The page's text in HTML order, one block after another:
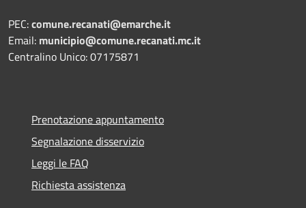
PEC:comune.recanati@emarche.it
Email: municipio@comune.recanati.mc.it
Centralino Unico: 07175871
Prenotazione appuntamento
Segnalazione disservizio
Leggi le FAQ
Richiesta assistenza